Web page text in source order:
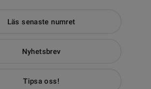
Läs senaste numret
Nyhetsbrev
Tipsa oss!